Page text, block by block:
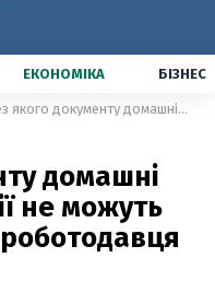
ЕКОНОМІКА БІЗНЕС
Без якого документу домашні працівники в Італії не можуть проживати у домі роботодавця
домашні
не можуть